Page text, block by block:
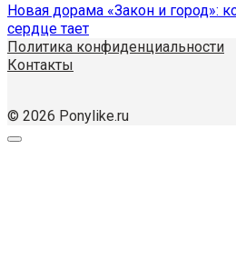
Новая дорама «Закон и город»:
сердце тает
Политика конфиденциальности
Контакты
© 2026 Ponylike.ru